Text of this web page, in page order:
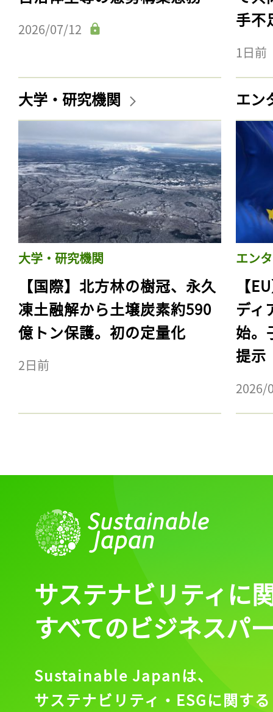
2026/07/12
手不
1日前
大学・研究機関
大学・研究機関
【国際】北方林の樹冠、永久
凍土融解から土壌炭素約590
億トン保護。初の定量化
2日前
エン
エン
【
ディ
始。
提示
2026/
サステナビリティに
すべてのビジネスパ
Sustainable Japanは、
サステナビリティ・ESGに関する